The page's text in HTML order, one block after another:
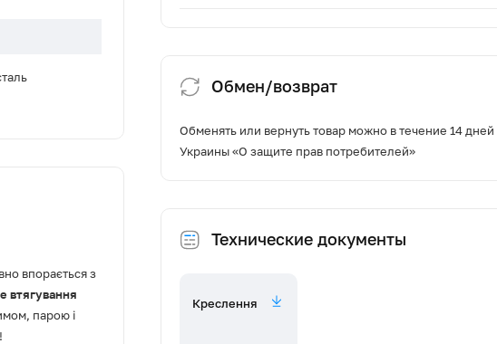
впорається з
втягування
парою і
Обмен/возврат
Обменять или вернуть товар можно в течение 14
Украины «О защите прав потребителей»
Технические документы
Креслення